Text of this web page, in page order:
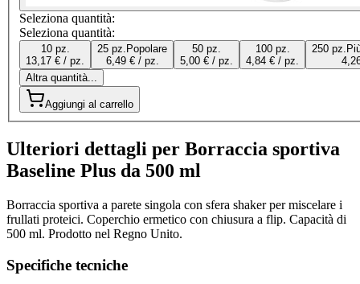
Seleziona quantità:
Seleziona quantità:
10 pz.
13,17 € / pz.
25 pz. Popolare
6,49 € / pz.
50 pz.
5,00 € / pz.
100 pz.
4,84 € / pz.
250 pz.
Altra quantità...
Aggiungi al carrello
Ulteriori dettagli per Borraccia sportiva
Baseline Plus da 500 ml
Borraccia sportiva a parete singola con sfera shaker per miscelare i
frullati proteici. Coperchio ermetico con chiusura a flip. Capacità di
500 ml. Prodotto nel Regno Unito.
Specifiche tecniche